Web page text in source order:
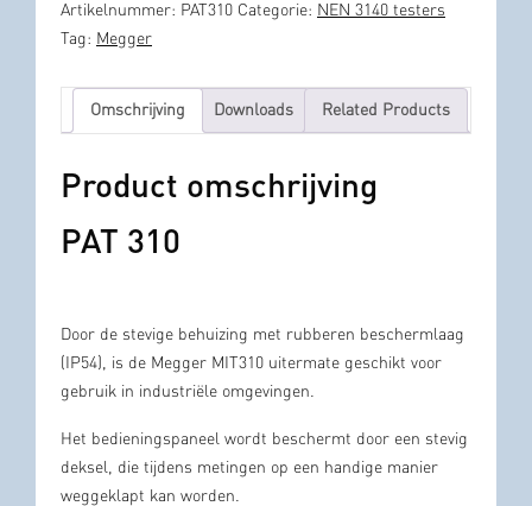
Artikelnummer: PAT310 Categorie: NEN 3140 testers
Tag: Megger
Omschrijving Downloads Related Products
Product omschrijving
PAT 310
Door de stevige behuizing met rubberen beschermlaag
(IP54), is de Megger MIT310 uitermate geschikt voor
gebruik in industriële omgevingen.
Het bedieningspaneel wordt beschermt door een stevig
deksel, die tijdens metingen op een handige manier
weggeklapt kan worden.